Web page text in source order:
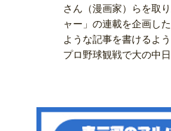
さん（漫画家）らを取
ャー」の連載を企画し
ような記事を書けるよ
プロ野球観戦で大の中日